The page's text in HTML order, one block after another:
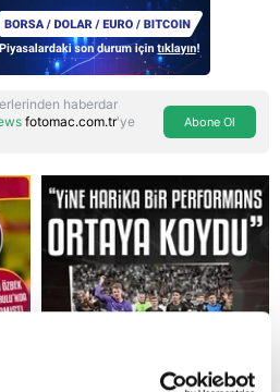
haberdar
fotomac.com.tr'ye
Abone Ol